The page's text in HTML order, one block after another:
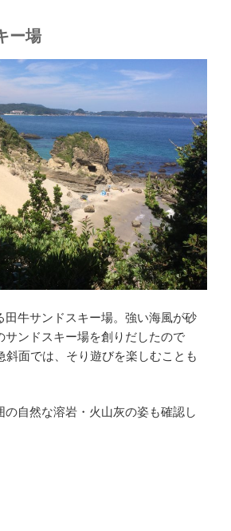
ー場
田牛サンドスキー場。強い海風が砂
サンドスキー場を創りだしたので
斜面では、そり遊びを楽しむことも
の自然な溶岩・火山灰の姿も確認し